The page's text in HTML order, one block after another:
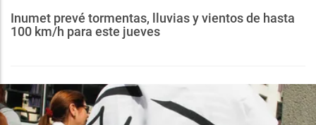
Inumet prevé tormentas, lluvias y vientos de hasta
100 km/h para este jueves